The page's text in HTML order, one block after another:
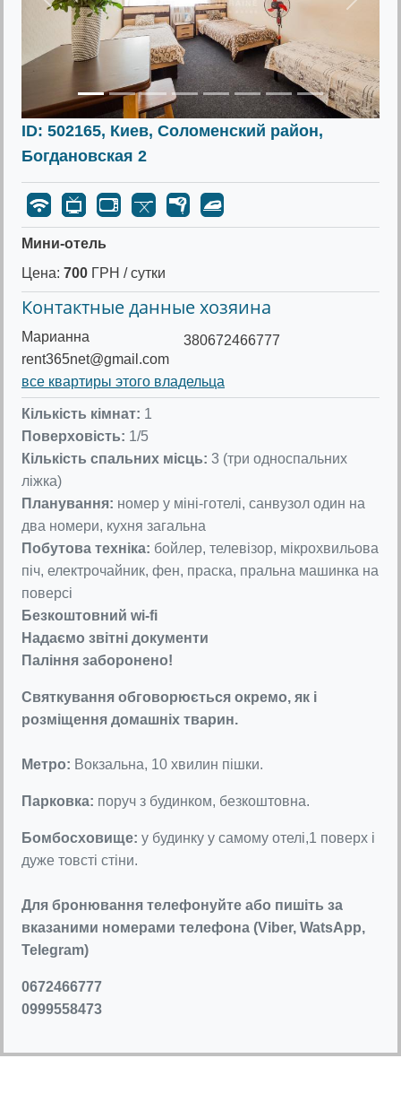
Предыдущее
ID: 502165, Киев, Соломенский район,
Богдановская 2
Мини-отель
Цена: 700 ГРН / сутки
Контактные данные хозяина
Марианна
rent365net@gmail.com
380672466777
все квартиры этого владельца
Кількість кімнат: 1
Поверховість: 1/5
Кількість спальних місць: 3 (три односпальних
ліжка)
Планування: номер у міні-готелі, санвузол один на
два номери, кухня загальна
Побутова техніка: бойлер, телевізор, мікрохвильова
піч, електрочайник, фен, праска, пральна машинка на
поверсі
Безкоштовний wi-fi
Надаємо звітні документи
Паління заборонено!
Святкування обговорюється окремо, як і
розміщення домашніх тварин.
Метро: Вокзальна, 10 хвилин пішки.
Парковка: поруч з будинком, безкоштовна.
Бомбосховище: у будинку у самому отелі,1 поверх і
дуже товсті стіни.
Для бронювання телефонуйте або пишіть за
вказаними номерами телефона (Viber, WatsApp,
Telegram)
0672466777
0999558473